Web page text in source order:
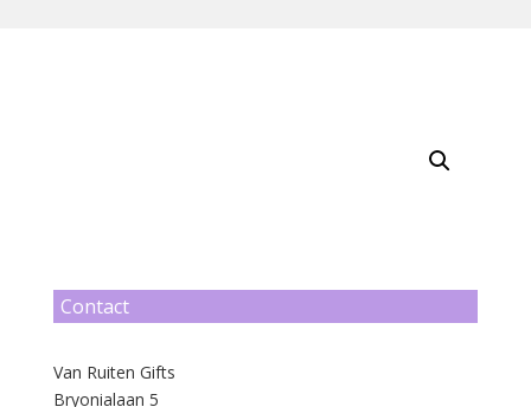
Contact
Van Ruiten Gifts
Bryonialaan 5